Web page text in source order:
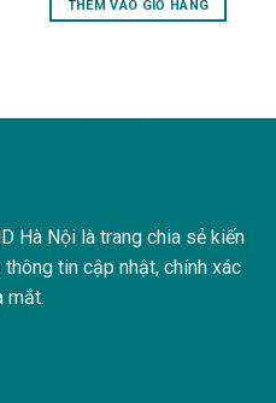
THÊM VÀO GIỎ HÀNG
Hà Nội là trang chia sẻ kiến
tin cập nhật, chính xác
mắt.